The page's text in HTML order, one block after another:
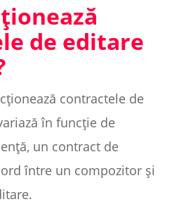
de editare
contractele de
în funcție de
un contract de
între un compozitor și